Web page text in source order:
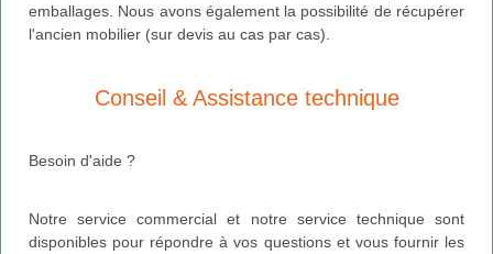
emballages. Nous avons également la possibilité de récupérer
l'ancien mobilier (sur devis au cas par cas).
Conseil & Assistance technique
Besoin d'aide ?
Notre service commercial et notre service technique sont
disponibles pour répondre à vos questions et vous fournir les